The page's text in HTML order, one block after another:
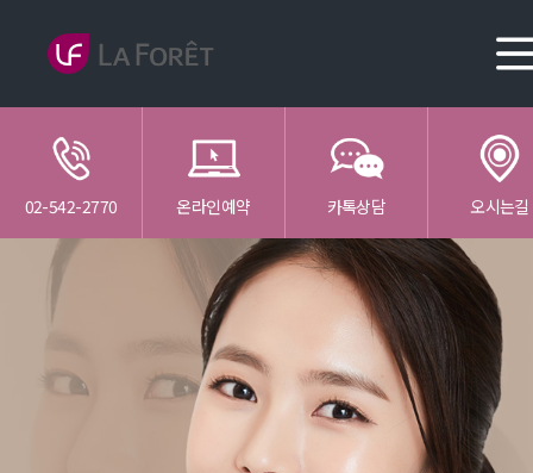
02-542-2770 온라인예약 카톡상담 오시는길